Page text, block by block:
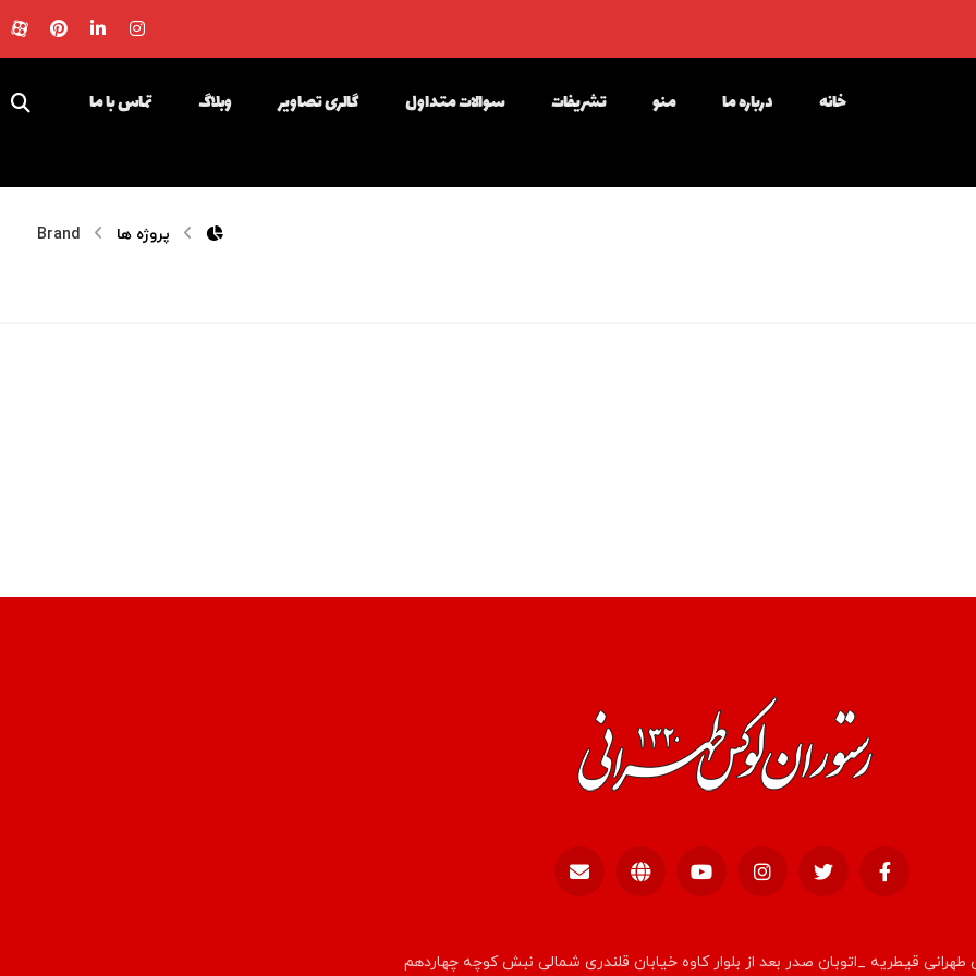
خانه درباره ما منو تشریفات سوالات متداول گالری تصاویر وبلاگ تماس با ما
پروژه ها Brand
قیطریه _اتوبان صدر بعد از بلوار کاوه خیابان قلندری شمالی نبش کوچه چهاردهم